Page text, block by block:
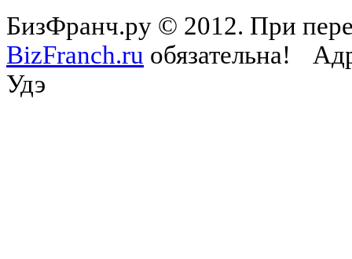
БизФранч.ру © 2012. При
BizFranch.ru обязательна!
Удэ